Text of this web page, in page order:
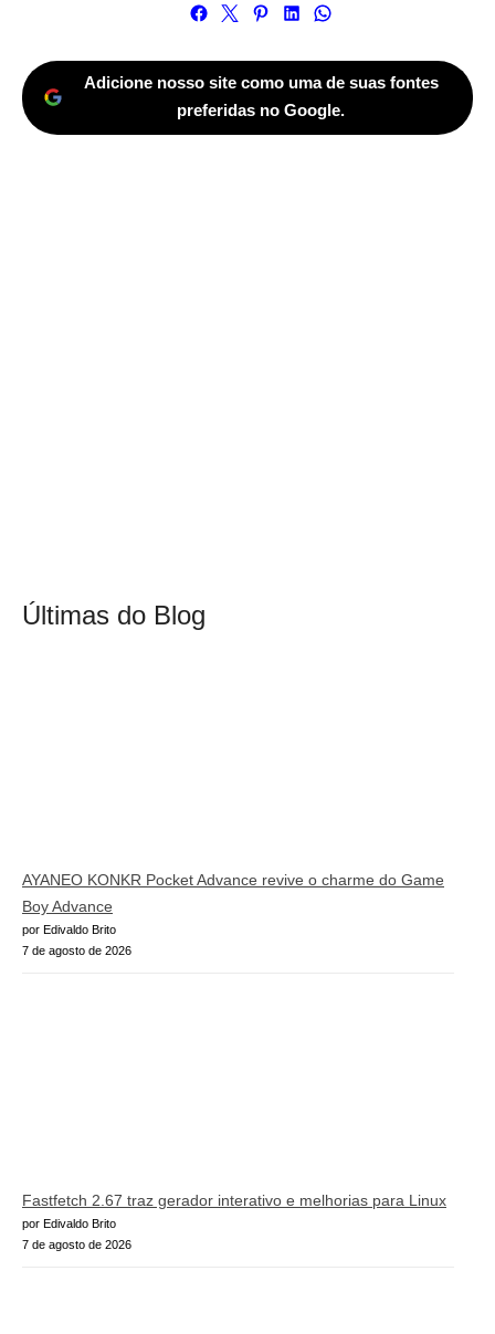
Adicione nosso site como uma de suas fontes
preferidas no Google.
Últimas do Blog
AYANEO KONKR Pocket Advance revive o charme do Game
Boy Advance
por Edivaldo Brito
7 de agosto de 2026
Fastfetch 2.67 traz gerador interativo e melhorias para Linux
por Edivaldo Brito
7 de agosto de 2026